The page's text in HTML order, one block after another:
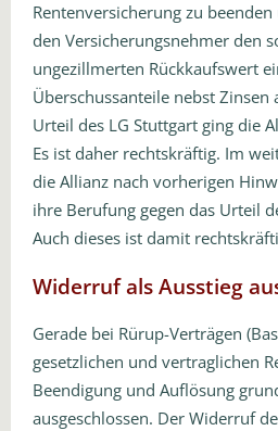
Rentenversicherung zu
den Versicherungsnehmer den
ungezillmerten Rückkaufswert
Überschussanteile nebst Zinsen
Urteil des LG Stuttgart ging die
Es ist daher rechtskräftig. Im
die Allianz nach vorherigen
ihre Berufung gegen das Urteil
Auch dieses ist damit
Widerruf als Ausstieg
Gerade bei Rürup-Verträgen
gesetzlichen und vertraglichen
Beendigung und Auflösung
ausgeschlossen. Der Widerruf